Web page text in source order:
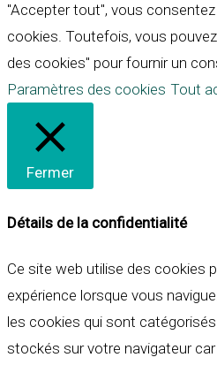
"Accepter tout", vous
cookies. Toutefois, vous
des cookies" pour fournir un
Paramètres des cookies Tout
Fermer
Détails de la confidentialité
Ce site web utilise des cookies
expérience lorsque vous
les cookies qui sont
stockés sur votre navigateur